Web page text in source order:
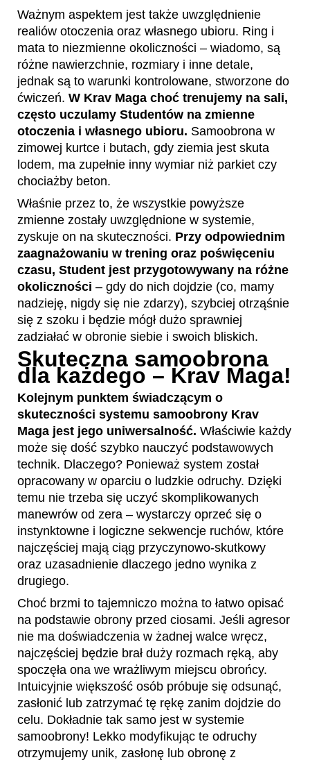
Ważnym aspektem jest także uwzględnienie
realiów otoczenia oraz własnego ubioru. Ring i
mata to niezmienne okoliczności – wiadomo, są
różne nawierzchnie, rozmiary i inne detale,
jednak są to warunki kontrolowane, stworzone do
ćwiczeń. W Krav Maga choć trenujemy na sali,
często uczulamy Studentów na zmienne
otoczenia i własnego ubioru. Samoobrona w
zimowej kurtce i butach, gdy ziemia jest skuta
lodem, ma zupełnie inny wymiar niż parkiet czy
chociażby beton.
Właśnie przez to, że wszystkie powyższe
zmienne zostały uwzględnione w systemie,
zyskuje on na skuteczności. Przy odpowiednim
zaagnażowaniu w trening oraz poświęceniu
czasu, Student jest przygotowywany na różne
okoliczności – gdy do nich dojdzie (co, mamy
nadzieję, nigdy się nie zdarzy), szybciej otrząśnie
się z szoku i będzie mógł dużo sprawniej
zadziałać w obronie siebie i swoich bliskich.
Skuteczna samoobrona
dla każdego – Krav Maga!
Kolejnym punktem świadczącym o
skuteczności systemu samoobrony Krav
Maga jest jego uniwersalność. Właściwie każdy
może się dość szybko nauczyć podstawowych
technik. Dlaczego? Ponieważ system został
opracowany w oparciu o ludzkie odruchy. Dzięki
temu nie trzeba się uczyć skomplikowanych
manewrów od zera – wystarczy oprzeć się o
instynktowne i logiczne sekwencje ruchów, które
najczęściej mają ciąg przyczynowo-skutkowy
oraz uzasadnienie dlaczego jedno wynika z
drugiego.
Choć brzmi to tajemniczo można to łatwo opisać
na podstawie obrony przed ciosami. Jeśli agresor
nie ma doświadczenia w żadnej walce wręcz,
najczęściej będzie brał duży rozmach ręką, aby
spoczęła ona we wrażliwym miejscu obrońcy.
Intuicyjnie większość osób próbuje się odsunąć,
zasłonić lub zatrzymać tę rękę zanim dojdzie do
celu. Dokładnie tak samo jest w systemie
samoobrony! Lekko modyfikując te odruchy
otrzymujemy unik, zasłonę lub obronę z